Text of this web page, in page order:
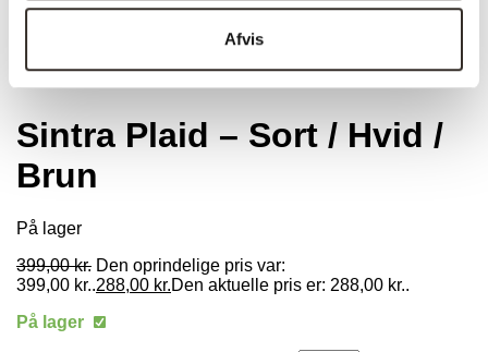
Afvis
Sintra Plaid – Sort / Hvid /
Brun
På lager
399,00kr. Den oprindelige pris var:
399,00 kr..288,00 kr.Den aktuelle pris er: 288,00 kr..
På lager